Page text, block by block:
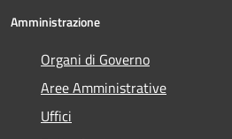
Amministrazione
Organi di Governo
Aree Amministrative
Uffici